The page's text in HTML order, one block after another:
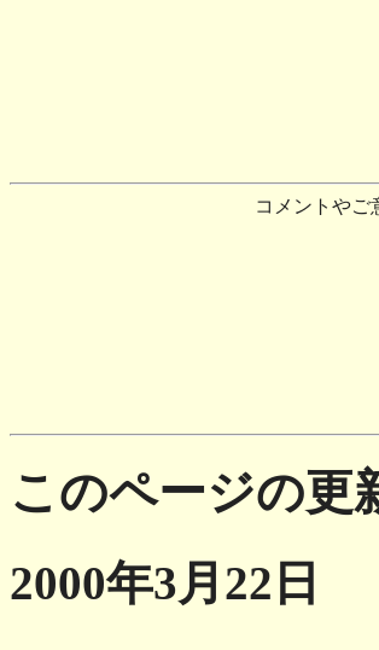
コメントやご
このページの更
2000年3月22日